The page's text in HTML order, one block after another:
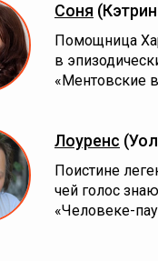
Соня
Помощница
в
«Ментовские
Лоуренс
Поистине
чей голос
«Человеке-